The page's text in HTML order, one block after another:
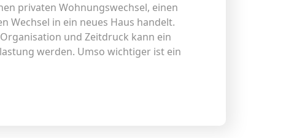
privaten Wohnungswechsel, einen
Wechsel in ein neues Haus handelt.
und Zeitdruck kann ein
werden. Umso wichtiger ist ein